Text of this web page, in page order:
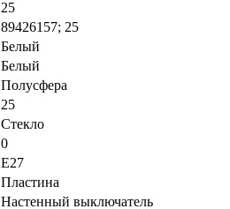
25
89426157; 25
Белый
Белый
Полусфера
25
Стекло
0
E27
Пластина
Настенный выключатель